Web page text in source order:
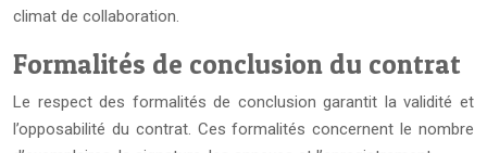
climat de collaboration.
Formalités de conclusion du contrat
Le respect des formalités de conclusion garantit la validité et
l’opposabilité du contrat. Ces formalités concernent le nombre